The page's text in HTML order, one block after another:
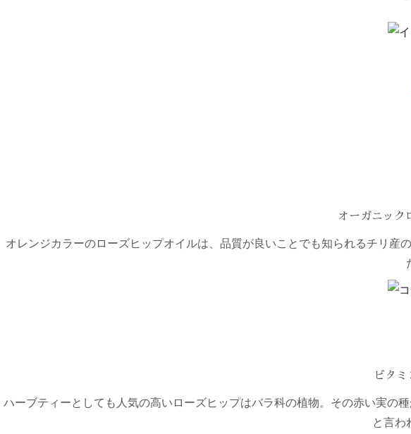
オーガニック
オレンジカラーのローズヒップオイルは、品質が良いことでも知られるチリ
ビタ
ハーブティーとしても人気の高いローズヒップはバラ科の植物。その赤い実の
と言わ